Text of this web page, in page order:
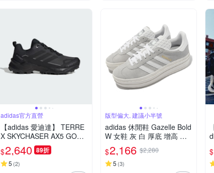
adidas官方直營
【adidas 愛迪達】 TERRE
X SKYCHASER AX5 GORE
-TEX 登山鞋 防潑水 女鞋 J
Q2222
$2,640 89折
5 (2)
版型偏大, 建議小半號
adidas 休閒鞋 Gazelle Bold
W 女鞋 灰 白 厚底 增高 拼
接中底 三葉草 愛迪達 HQ6
893
$2,166 $2,280
5 (3)
0
$